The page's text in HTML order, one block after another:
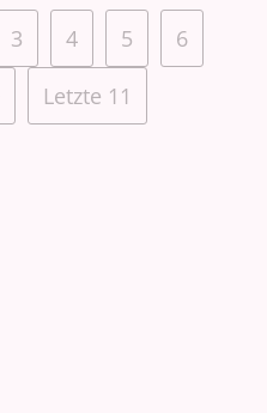
3 4 5
6
Letzte 11